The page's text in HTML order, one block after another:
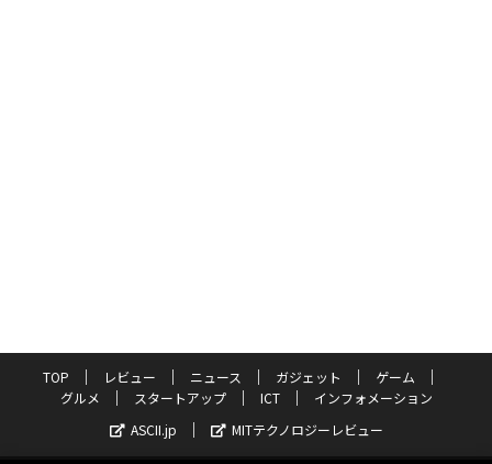
TOP レビュー ニュース ガジェット
ゲーム
グルメ
スタートアップ ICT
インフォメーション
ASCII.jp
MITテクノロジーレビュー